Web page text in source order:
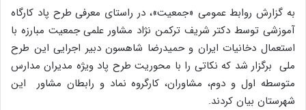
به گزارش روابط عمومی «جمعیت»، در راستای معرفی طرح پاد کارگاه
آموزشی توسط دکتر شریف ترکمن نژاد مشاور علمی جمعیت مبارزه با
استعمال دخانیات ایران و حمیدرضا شاهسون دبیر اجرایی این طرح
ملی برگزار شد که نکاتی را با محوریت طرح پاد ویژه مدیران مدارس
متوسطه اول و دوم، مشاوران، کارگروه نماد و رابطان مشاور این
شهرستان بیان کردند.